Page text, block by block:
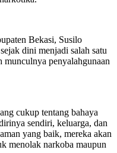
Bekasi, Susilo
dini menjadi salah satu
penyalahgunaan
cukup tentang bahaya
sendiri, keluarga, dan
yang baik, mereka akan
menolak narkoba maupun